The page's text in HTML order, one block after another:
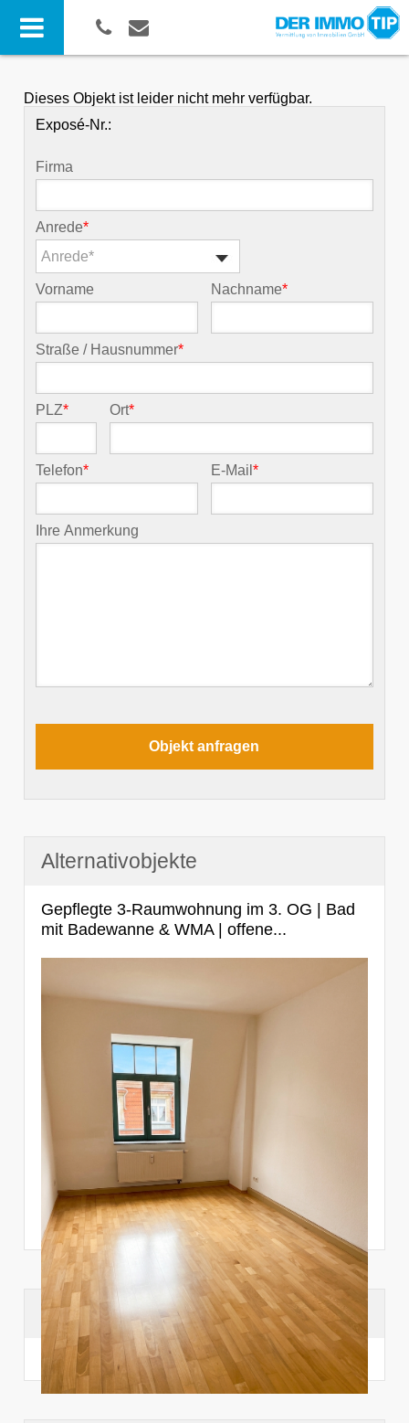
Dieses Objekt ist leider nicht mehr verfügbar.
Exposé-Nr.:
Firma
Anrede*
Anrede*
Vorname Nachname*
Straße / Hausnummer*
PLZ* Ort*
Telefon* E-Mail*
Ihre Anmerkung
Alternativobjekte
Gepflegte 3-Raumwohnung im 3. OG | Bad
mit Badewanne & WMA | offene...
Suchhistorie
noch nichts angesehen